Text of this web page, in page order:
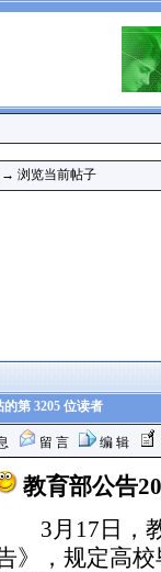
→ 浏览当前帖子
第 3205 位读者
留 言 编 辑
教育部公告
3月17日，教
》，规定高